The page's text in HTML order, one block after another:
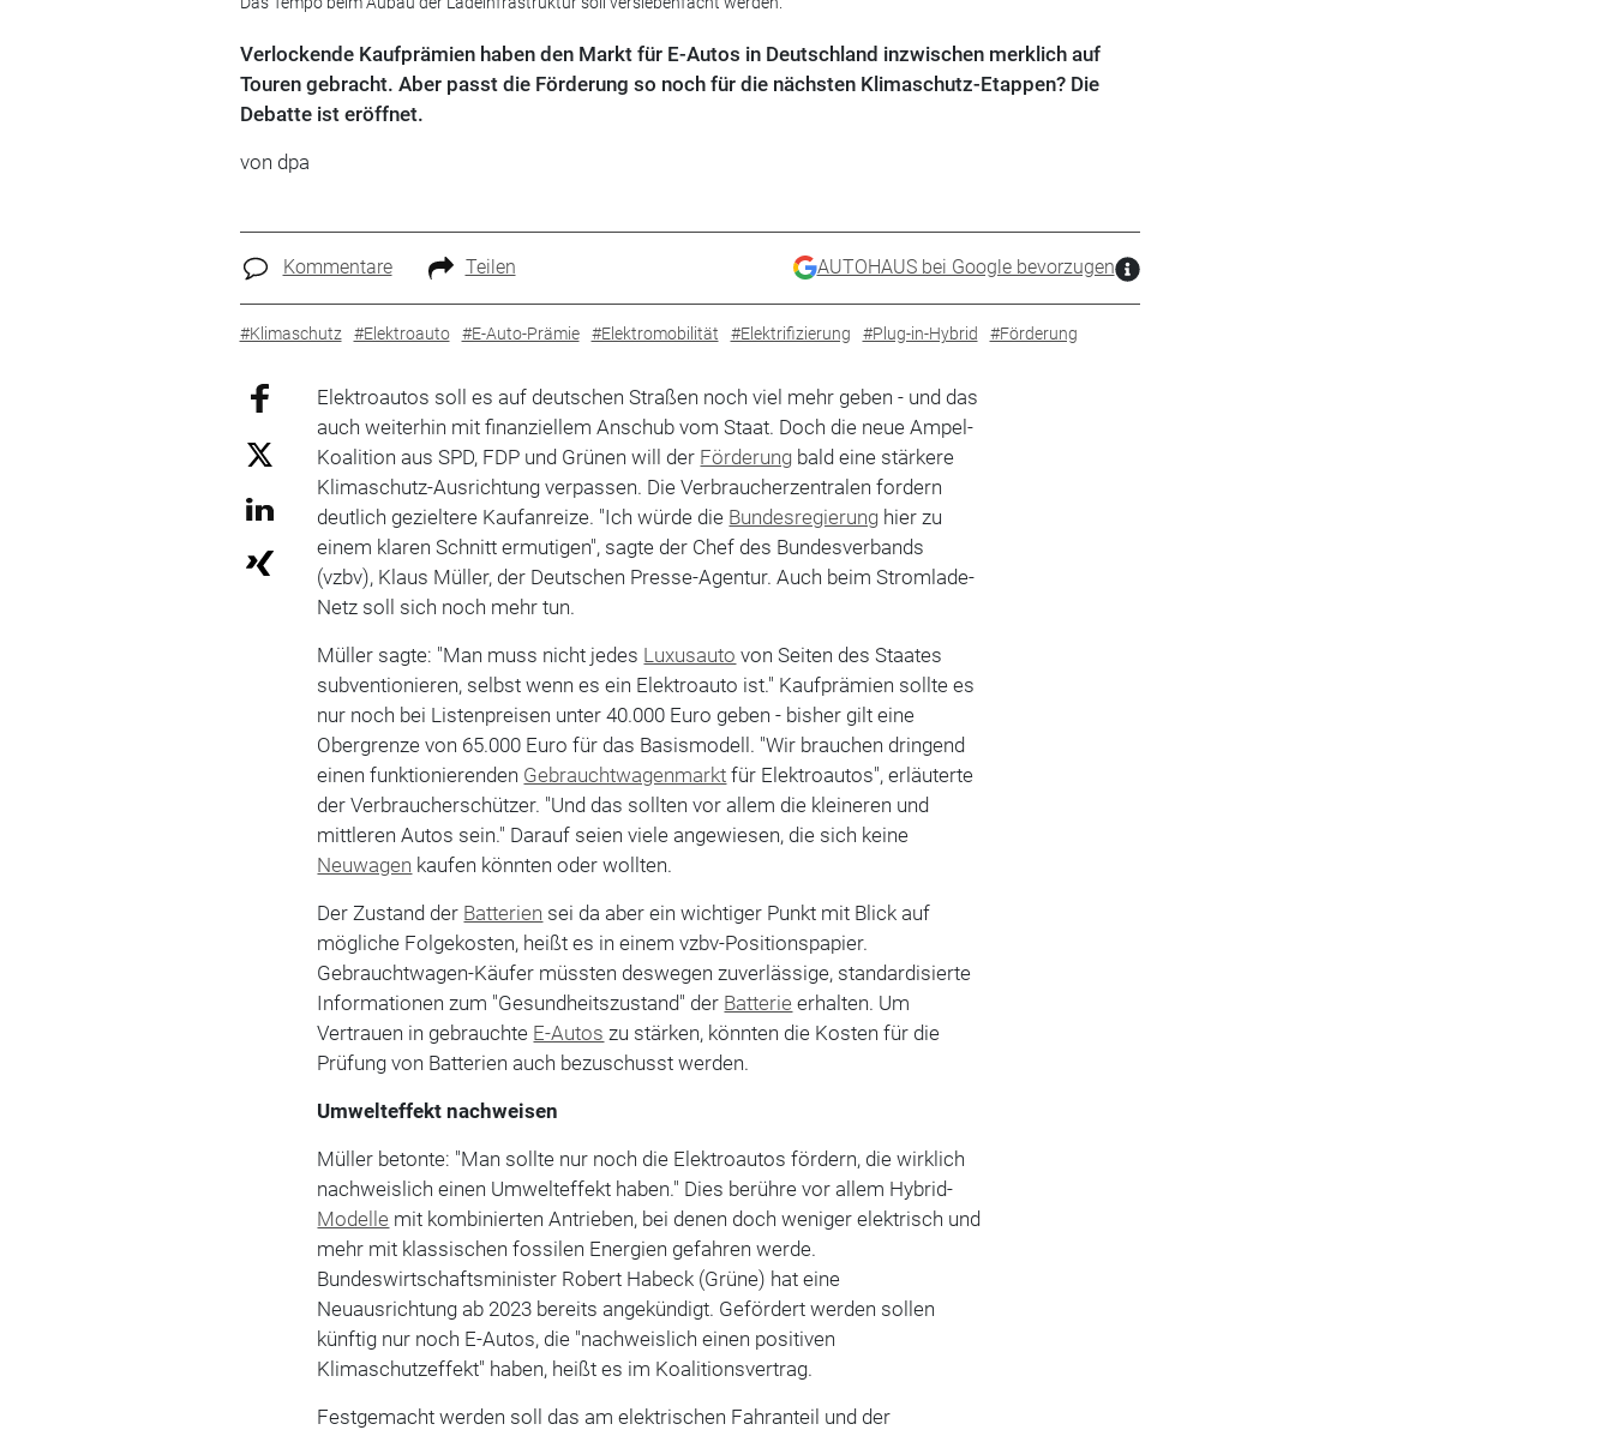
Verlockende Kaufprämien haben den Markt für E-Autos in Deutschland inzwischen merklich auf
Touren gebracht. Aber passt die Förderung so noch für die nächsten Klimaschutz-Etappen? Die
Debatte ist eröffnet.
von dpa
Kommentare Teilen AUTOHAUS bei Google bevorzugen
#Klimaschutz #Elektroauto #E-Auto-Prämie #Elektromobilität #Elektrifizierung #Plug-in-Hybrid #Förderung
Elektroautos soll es auf deutschen Straßen noch viel mehr geben - und das
auch weiterhin mit finanziellem Anschub vom Staat. Doch die neue Ampel-
Koalition aus SPD, FDP und Grünen will der Förderung bald eine stärkere
Klimaschutz-Ausrichtung verpassen. Die Verbraucherzentralen fordern
deutlich gezieltere Kaufanreize. "Ich würde die Bundesregierung hier zu
einem klaren Schnitt ermutigen", sagte der Chef des Bundesverbands
(vzbv), Klaus Müller, der Deutschen Presse-Agentur. Auch beim Stromlade-
Netz soll sich noch mehr tun.
Müller sagte: "Man muss nicht jedes Luxusauto von Seiten des Staates
subventionieren, selbst wenn es ein Elektroauto ist." Kaufprämien sollte es
nur noch bei Listenpreisen unter 40.000 Euro geben - bisher gilt eine
Obergrenze von 65.000 Euro für das Basismodell. "Wir brauchen dringend
einen funktionierenden Gebrauchtwagenmarkt für Elektroautos", erläuterte
der Verbraucherschützer. "Und das sollten vor allem die kleineren und
mittleren Autos sein." Darauf seien viele angewiesen, die sich keine
Neuwagen kaufen könnten oder wollten.
Der Zustand der Batterien sei da aber ein wichtiger Punkt mit Blick auf
mögliche Folgekosten, heißt es in einem vzbv-Positionspapier.
Gebrauchtwagen-Käufer müssten deswegen zuverlässige, standardisierte
Informationen zum "Gesundheitszustand" der Batterie erhalten. Um
Vertrauen in gebrauchte E-Autos zu stärken, könnten die Kosten für die
Prüfung von Batterien auch bezuschusst werden.
Umwelteffekt nachweisen
Müller betonte: "Man sollte nur noch die Elektroautos fördern, die wirklich
nachweislich einen Umwelteffekt haben." Dies berühre vor allem Hybrid-
Modelle mit kombinierten Antrieben, bei denen doch weniger elektrisch und
mehr mit klassischen fossilen Energien gefahren werde.
Bundeswirtschaftsminister Robert Habeck (Grüne) hat eine
Neuausrichtung ab 2023 bereits angekündigt. Gefördert werden sollen
künftig nur noch E-Autos, die "nachweislich einen positiven
Klimaschutzeffekt" haben, heißt es im Koalitionsvertrag.
Festgemacht werden soll das am elektrischen Fahranteil und der